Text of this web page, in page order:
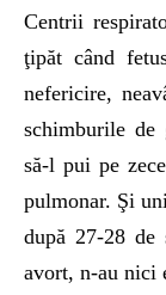
Centrii
ţipăt când
nefericire,
schimburile de
să-l pui pe
pulmonar. Şi
după 27-28 de
avort, n-au nici